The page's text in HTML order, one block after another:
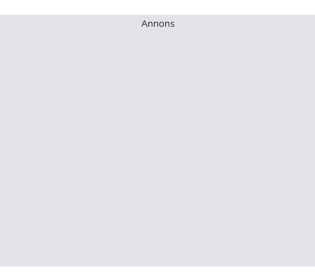
Annons